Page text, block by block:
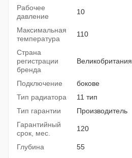
Рабочее
давление
10
Максимальная
температура
110
Страна
регистрации
бренда
Великобритания
Подключение
бокове
Тип радиатора
11 тип
Тип гарантии
Производитель
Гарантийный
срок, мес.
120
Глубина 55